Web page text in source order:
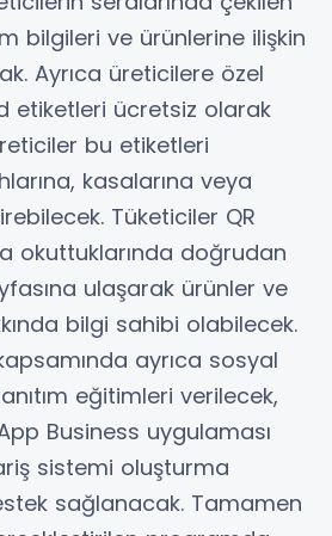
bilgileri ve ürünlerine ilişkin
Ayrıca üreticilere özel
etiketleri ücretsiz olarak
bu etiketleri
kasalarına veya
Tüketiciler QR
okuttuklarında doğrudan
ulaşarak ürünler ve
bilgi sahibi olabilecek.
ayrıca sosyal
eğitimleri verilecek,
Business uygulaması
sistemi oluşturma
sağlanacak. Tamamen